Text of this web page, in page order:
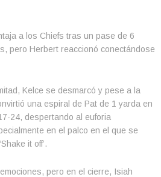
a los Chiefs tras un pase de 6
pero Herbert reaccionó conectándose
Kelce se desmarcó y pese a la
una espiral de Pat de 1 yarda en
24, despertando al euforia
en el palco en el que se
it off’.
pero en el cierre, Isiah